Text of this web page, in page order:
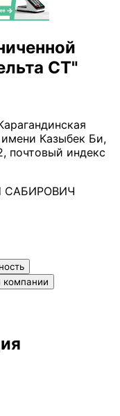
СТ"
имени Казыбек Би,
почтовый индекс
САБИРОВИЧ
компании